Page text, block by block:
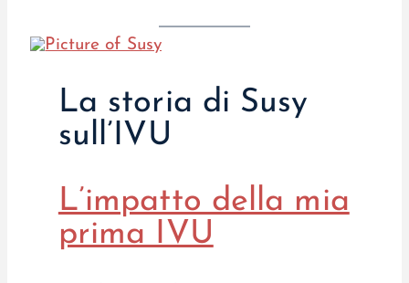
La storia di Susy
sull’IVU
L’impatto della mia
prima IVU